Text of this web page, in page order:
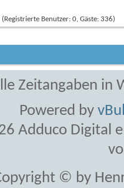
(Registrierte Benutzer: 0, Gäste: 336)
Zeitangaben in
Powered by
Adduco Digital
© by